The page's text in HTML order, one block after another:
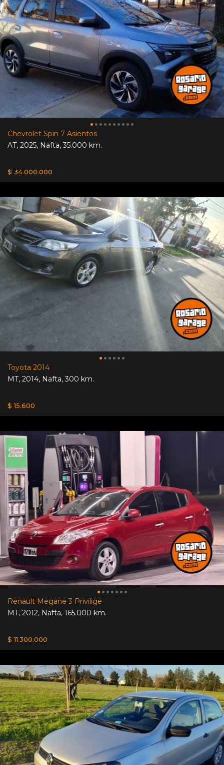
Chevrolet Spin 7 Asientos
AT, 2025, Nafta,35.000 km.
$ 34.000.000
Toyota 2014
MT, 2014, Nafta,300 km.
$ 15.600
Renault Megane 3 Privilige
MT, 2012, Nafta, 165.000 km.
$ 11.300.000